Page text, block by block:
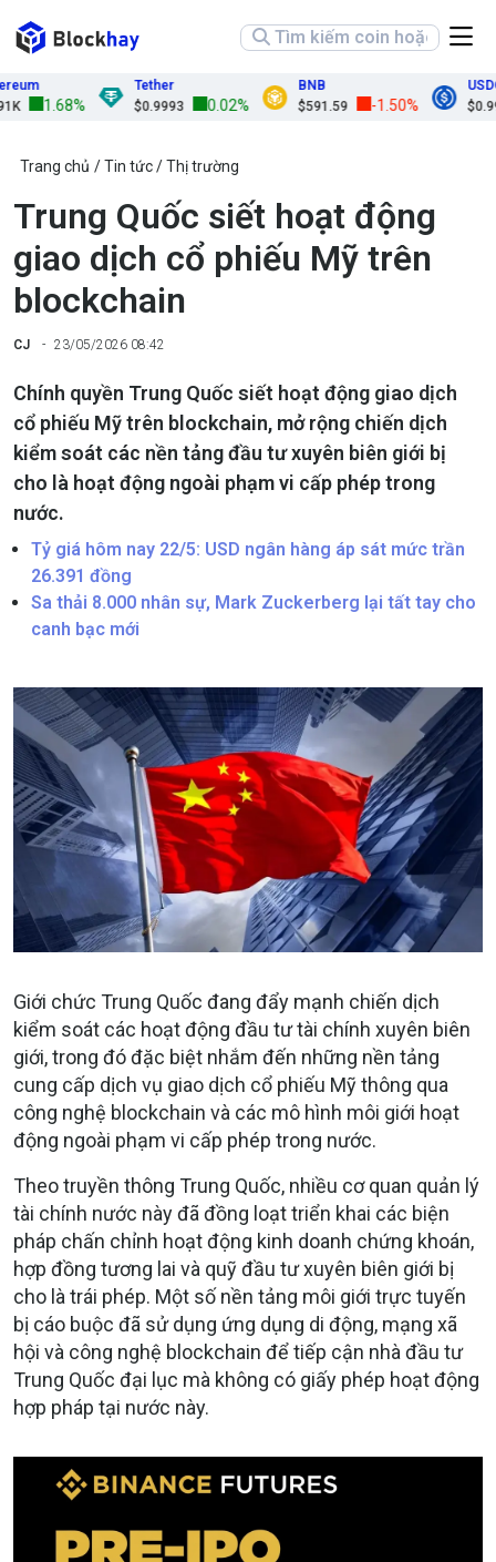
1.68%
Tether
$0.9993
0.02%
BNB
$591.59
-1.50%
USDC
$0.9998
Trang chủ Tin tức Thị trường
Trung Quốc siết hoạt động
giao dịch cổ phiếu Mỹ trên
blockchain
CJ 23/05/2026 08:42
Chính quyền Trung Quốc siết hoạt động giao dịch
cổ phiếu Mỹ trên blockchain, mở rộng chiến dịch
kiểm soát các nền tảng đầu tư xuyên biên giới bị
cho là hoạt động ngoài phạm vi cấp phép trong
nước.
Tỷ giá hôm nay 22/5: USD ngân hàng áp sát mức trần
26.391 đồng
Sa thải 8.000 nhân sự, Mark Zuckerberg lại tất tay cho
canh bạc mới
Giới chức Trung Quốc đang đẩy mạnh chiến dịch
kiểm soát các hoạt động đầu tư tài chính xuyên biên
giới, trong đó đặc biệt nhắm đến những nền tảng
cung cấp dịch vụ giao dịch cổ phiếu Mỹ thông qua
công nghệ blockchain và các mô hình môi giới hoạt
động ngoài phạm vi cấp phép trong nước.
Theo truyền thông Trung Quốc, nhiều cơ quan quản lý
tài chính nước này đã đồng loạt triển khai các biện
pháp chấn chỉnh hoạt động kinh doanh chứng khoán,
hợp đồng tương lai và quỹ đầu tư xuyên biên giới bị
cho là trái phép. Một số nền tảng môi giới trực tuyến
bị cáo buộc đã sử dụng ứng dụng di động, mạng xã
hội và công nghệ blockchain để tiếp cận nhà đầu tư
Trung Quốc đại lục mà không có giấy phép hoạt động
hợp pháp tại nước này.